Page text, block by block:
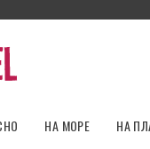
НА МОРЕ НА